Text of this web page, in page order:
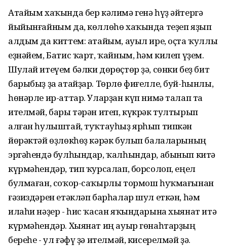
Атайым хаҡында бер кәлимә генә һүҙ әйтергә
йыйынғайным да, көллөһө хаҡында теҙеп яҙып
алдым да киттем: атайым, ауыл ире, оҫта ҡуллы
еҙнәйем, Батис ҡарт, ҡайным, һәм килеп үҙем.
Шулай итеүем бәлки дөрөҫтөр ҙә, сөнки беҙ бит
барыбыҙ ҙа атайҙар. Төрлө фиғелле, буй-һынлы,
һөнәрле ир-аттар. Уларҙан күп нимә талап та
ителмәй, бары тәрән итеп, күкрәк тултырып
алған һулыштай, туҡтауһыҙ ярһып типкән
йөрәктәй өҙлөкһөҙ кәрәк булып балаларының
эргәһендә булһындар, ҡалһындар, абынып китә
күрмәһендәр, тип ҡурсалап, борсолоп, еңел
булмаған, соҡор-саҡырлы тормош һуҡмағынан
ғәзиздәрен етәкләп барһалар шул еткән, һәм
илаһи нәҙер - һис ҡасан яҡындарына хыянат итә
күрмәһендәр. Хыянат иң ауыр гөнаһтарҙың
береһе - ул ғәфү ҙә ителмәй, кисерелмәй ҙә.